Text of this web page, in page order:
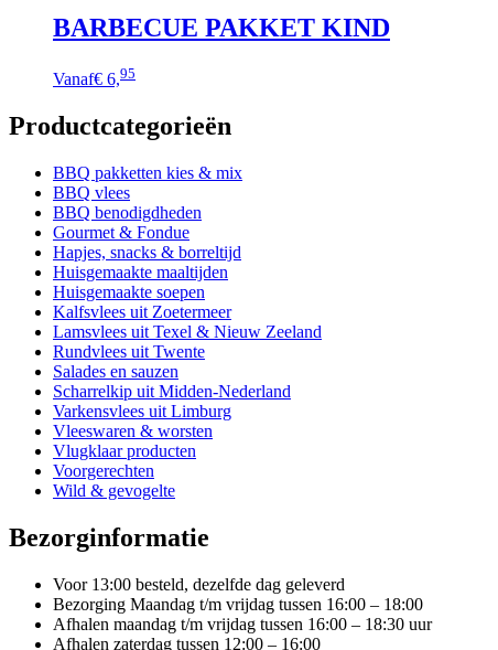
BARBECUE PAKKET KIND
Vanaf€ 6,95
Productcategorieën
BBQ pakketten kies & mix
BBQ vlees
BBQ benodigdheden
Gourmet & Fondue
Hapjes, snacks & borreltijd
Huisgemaakte maaltijden
Huisgemaakte soepen
Kalfsvlees uit Zoetermeer
Lamsvlees uit Texel & Nieuw Zeeland
Rundvlees uit Twente
Salades en sauzen
Scharrelkip uit Midden-Nederland
Varkensvlees uit Limburg
Vleeswaren & worsten
Vlugklaar producten
Voorgerechten
Wild & gevogelte
Bezorginformatie
Voor 13:00 besteld, dezelfde dag geleverd
Bezorging Maandag t/m vrijdag tussen 16:00 – 18:00
Afhalen maandag t/m vrijdag tussen 16:00 – 18:30 uur
Afhalen zaterdag tussen 12:00 – 16:00